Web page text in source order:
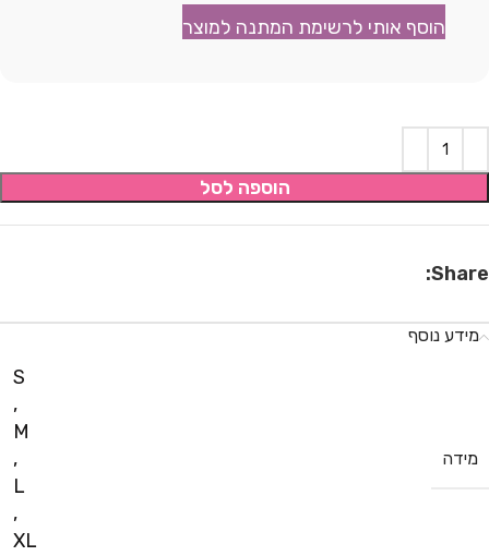
הוסף אותי לרשימת המתנה למוצר
הוספה לסל
Share:
מידע נוסף
מידה
S
,
M
,
L
,
XL